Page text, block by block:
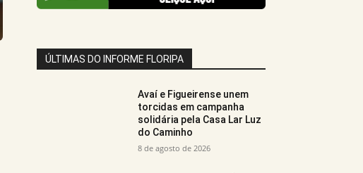
ÚLTIMAS DO INFORME FLORIPA
Avaí e Figueirense unem
torcidas em campanha
solidária pela Casa Lar Luz
do Caminho
8 de agosto de 2026